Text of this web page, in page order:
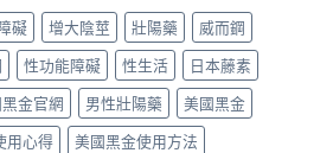
礙 增大陰莖 壯陽藥
威而鋼
性功能障礙 性生活
日本藤素
金官網 男性壯陽藥
美國黑金
用心得
美國黑金使用方法